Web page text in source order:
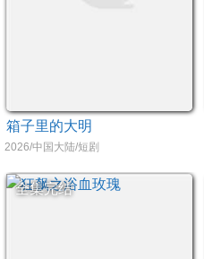
箱子里的大明
2026/中国大陆/短剧
全集完结